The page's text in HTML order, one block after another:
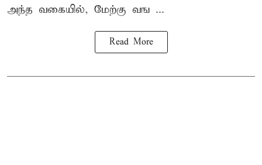
அந்த வகையில், மேற்கு வங ...
Read More